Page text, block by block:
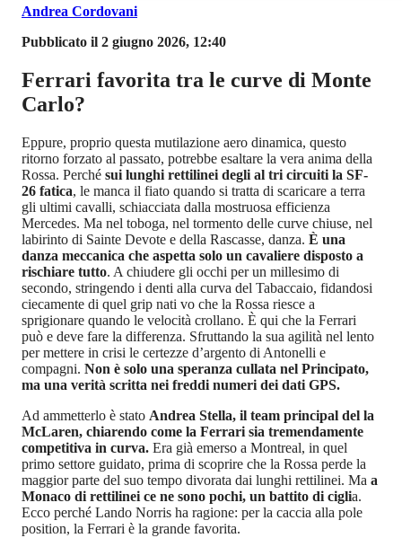
Andrea Cordovani
Pubblicato il 2 giugno 2026, 12:40
Ferrari favorita tra le curve di Monte
Carlo?
Eppure, proprio questa mutilazione aero dinamica, questo
ritorno forzato al passato, potrebbe esaltare la vera anima della
Rossa. Perché sui lunghi rettilinei degli al tri circuiti la SF-
26 fatica, le manca il fiato quando si tratta di scaricare a terra
gli ultimi cavalli, schiacciata dalla mostruosa efficienza
Mercedes. Ma nel toboga, nel tormento delle curve chiuse, nel
labirinto di Sainte Devote e della Rascasse, danza. È una
danza meccanica che aspetta solo un cavaliere disposto a
rischiare tutto. A chiudere gli occhi per un millesimo di
secondo, stringendo i denti alla curva del Tabaccaio, fidandosi
ciecamente di quel grip nati vo che la Rossa riesce a
sprigionare quando le velocità crollano. È qui che la Ferrari
può e deve fare la differenza. Sfruttando la sua agilità nel lento
per mettere in crisi le certezze d’argento di Antonelli e
compagni. Non è solo una speranza cullata nel Principato,
ma una verità scritta nei freddi numeri dei dati GPS.
Ad ammetterlo è stato Andrea Stella, il team principal del la
McLaren, chiarendo come la Ferrari sia tremendamente
competitiva in curva. Era già emerso a Montreal, in quel
primo settore guidato, prima di scoprire che la Rossa perde la
maggior parte del suo tempo divorata dai lunghi rettilinei. Ma a
Monaco di rettilinei ce ne sono pochi, un battito di ciglia.
Ecco perché Lando Norris ha ragione: per la caccia alla pole
position, la Ferrari è la grande favorita.